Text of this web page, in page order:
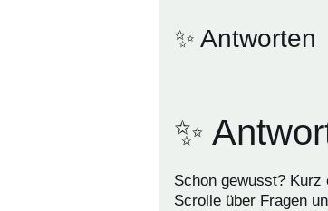
✨ Antworten
✨
Schon gewusst? Kurz
Scrolle über Fragen